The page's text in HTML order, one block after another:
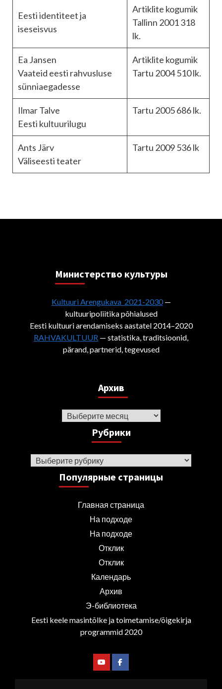
Eesti identiteet ja
iseseisvus
Artiklite kogumik
Tallinn 2001 318
lk.
Ea Jansen
Vaateid eesti rahvusluse
sünniaegadesse
Artiklite kogumik
Tartu 2004 510 lk.
Ilmar Talve
Eesti kultuurilugu
Tartu 2005 686 lk.
Ants Järv
Väliseesti teater
Tartu 2009 536 lk
Министерствo культуры
Kultuuri Arengukava 2021-2030—
kultuuripoliitika põhialused
Eesti kultuuri arendamiseks aastatel 2014–2020
RAHVAKULTUUR — statistika, traditsioonid,
pärand, partnerid, tegevused
Архив
Архив
Рубрики
Рубрики
Популярные страницы
Главная страница
На подходе
На подходе
Отклик
Отклик
Календарь
Архив
Э-библиотека
Eesti keele masintõlke ja toimetamise/õigekirja
programmid 2020
YoutubeFacebook